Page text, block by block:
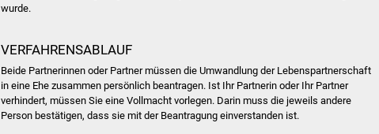
wurde.
VERFAHRENSABLAUF
Beide Partnerinnen oder Partner müssen die Umwandlung der Lebenspartnerschaft
in eine Ehe zusammen persönlich beantragen. Ist Ihr Partnerin oder Ihr Partner
verhindert, müssen Sie eine Vollmacht vorlegen. Darin muss die jeweils andere
Person bestätigen, dass sie mit der Beantragung einverstanden ist.